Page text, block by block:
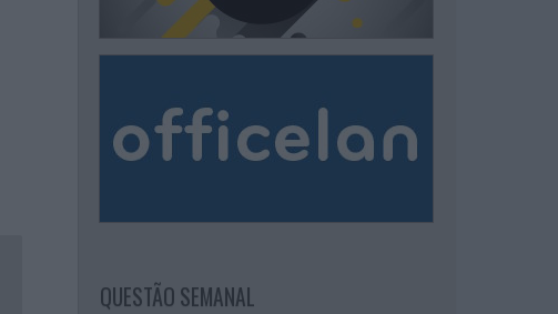
QUESTÃO SEMANAL